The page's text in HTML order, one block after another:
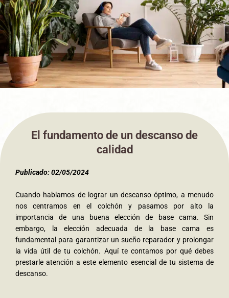
El fundamento de un descanso de
calidad
Publicado: 02/05/2024
Cuando hablamos de lograr un descanso óptimo, a menudo
nos centramos en el colchón y pasamos por alto la
importancia de una buena elección de base cama. Sin
embargo, la elección adecuada de la base cama es
fundamental para garantizar un sueño reparador y prolongar
la vida útil de tu colchón. Aquí te contamos por qué debes
prestarle atención a este elemento esencial de tu sistema de
descanso.